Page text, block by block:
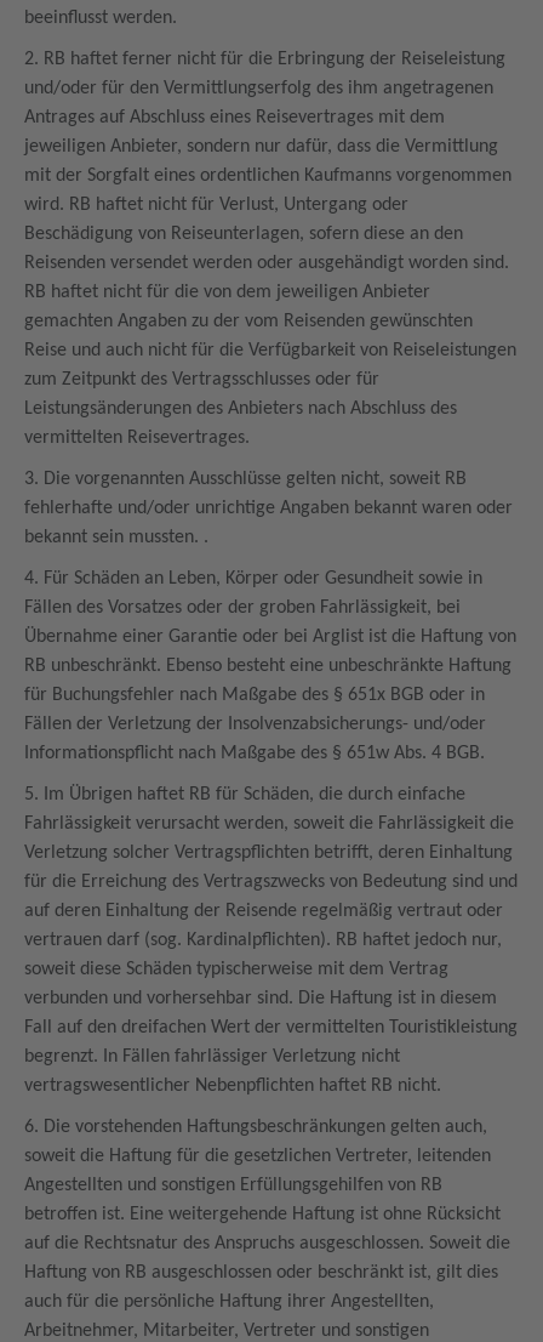
beeinflusst werden.
2. RB haftet ferner nicht für die Erbringung der Reiseleistung
und/oder für den Vermittlungserfolg des ihm angetragenen
Antrages auf Abschluss eines Reisevertrages mit dem
jeweiligen Anbieter, sondern nur dafür, dass die Vermittlung
mit der Sorgfalt eines ordentlichen Kaufmanns vorgenommen
wird. RB haftet nicht für Verlust, Untergang oder
Beschädigung von Reiseunterlagen, sofern diese an den
Reisenden versendet werden oder ausgehändigt worden sind.
RB haftet nicht für die von dem jeweiligen Anbieter
gemachten Angaben zu der vom Reisenden gewünschten
Reise und auch nicht für die Verfügbarkeit von Reiseleistungen
zum Zeitpunkt des Vertragsschlusses oder für
Leistungsänderungen des Anbieters nach Abschluss des
vermittelten Reisevertrages.
3. Die vorgenannten Ausschlüsse gelten nicht, soweit RB
fehlerhafte und/oder unrichtige Angaben bekannt waren oder
bekannt sein mussten. .
4. Für Schäden an Leben, Körper oder Gesundheit sowie in
Fällen des Vorsatzes oder der groben Fahrlässigkeit, bei
Übernahme einer Garantie oder bei Arglist ist die Haftung von
RB unbeschränkt. Ebenso besteht eine unbeschränkte Haftung
für Buchungsfehler nach Maßgabe des § 651x BGB oder in
Fällen der Verletzung der Insolvenzabsicherungs- und/oder
Informationspflicht nach Maßgabe des § 651w Abs. 4 BGB.
5. Im Übrigen haftet RB für Schäden, die durch einfache
Fahrlässigkeit verursacht werden, soweit die Fahrlässigkeit die
Verletzung solcher Vertragspflichten betrifft, deren Einhaltung
für die Erreichung des Vertragszwecks von Bedeutung sind und
auf deren Einhaltung der Reisende regelmäßig vertraut oder
vertrauen darf (sog. Kardinalpflichten). RB haftet jedoch nur,
soweit diese Schäden typischerweise mit dem Vertrag
verbunden und vorhersehbar sind. Die Haftung ist in diesem
Fall auf den dreifachen Wert der vermittelten Touristikleistung
begrenzt. In Fällen fahrlässiger Verletzung nicht
vertragswesentlicher Nebenpflichten haftet RB nicht.
6. Die vorstehenden Haftungsbeschränkungen gelten auch,
soweit die Haftung für die gesetzlichen Vertreter, leitenden
Angestellten und sonstigen Erfüllungsgehilfen von RB
betroffen ist. Eine weitergehende Haftung ist ohne Rücksicht
auf die Rechtsnatur des Anspruchs ausgeschlossen. Soweit die
Haftung von RB ausgeschlossen oder beschränkt ist, gilt dies
auch für die persönliche Haftung ihrer Angestellten,
Arbeitnehmer, Mitarbeiter, Vertreter und sonstigen